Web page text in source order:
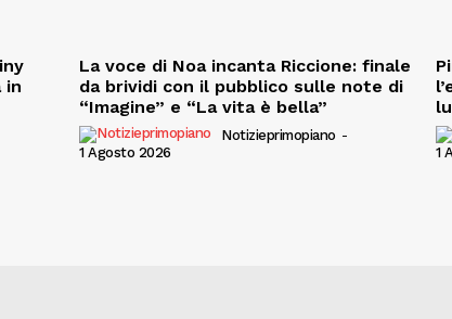
in
La voce di Noa incanta Riccione: finale
da brividi con il pubblico sulle note di
“Imagine” e “La vita è bella”
Notizieprimopiano -
1 Agosto 2026
1